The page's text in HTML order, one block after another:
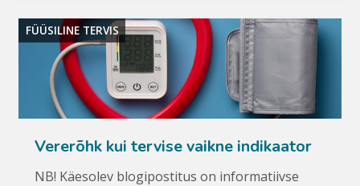
FÜÜSILINE TERVIS
Vererõhk kui tervise vaikne indikaator
NB! Käesolev blogipostitus on informatiivse